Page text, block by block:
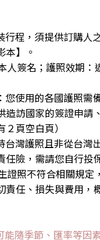
行程，須提供訂購人
本】。
簽名；護照效期：
您使用的各國護照需
造訪國家的簽證申請
２頁空白頁）
台灣護照且非從台灣
任險，需請您自行投
照不符合相關規定
責任、損失與費用，
隨季節、匯率等因